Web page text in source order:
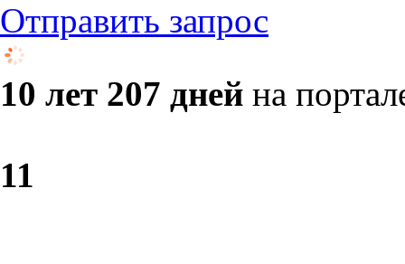
Отправить запрос
10 лет 207 дней на
11